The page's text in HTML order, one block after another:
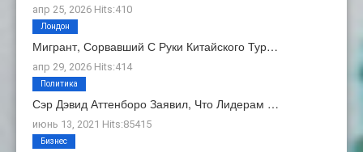
апр 25, 2026 Hits:410
Мигрант, Сорвавший С Руки Китайского Тур…
апр 29, 2026 Hits:414
Лондон
Сэр Дэвид Аттенборо Заявил, Что Лидерам …
июнь 13, 2021 Hits:85415
Политика
Бизнес